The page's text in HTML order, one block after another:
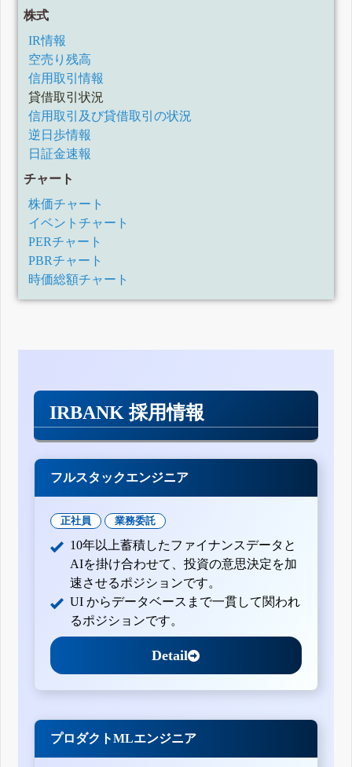
株式
IR情報
空売り残高
信用取引情報
貸借取引状況
信用取引及び貸借取引の状況
逆日歩情報
日証金速報
チャート
株価チャート
イベントチャート
PERチャート
PBRチャート
時価総額チャート
IRBANK 採用情報
フルスタックエンジニア
正社員 業務委託
10年以上蓄積したファイナンスデータと
AIを掛け合わせて、投資の意思決定を加
速させるポジションです。
UI からデータベースまで一貫して関われ
るポジションです。
Detail
プロダクトMLエンジニア